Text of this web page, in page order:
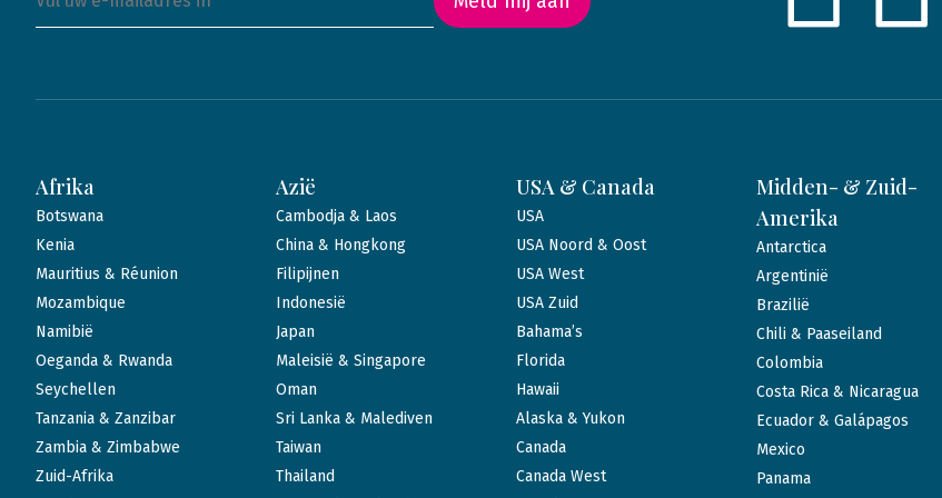
Afrika
Botswana
Kenia
Mauritius & Réunion
Mozambique
Namibië
Oeganda & Rwanda
Seychellen
Tanzania & Zanzibar
Zambia & Zimbabwe
Zuid-Afrika
Azië
Cambodja & Laos
China & Hongkong
Filipijnen
Indonesië
Japan
Maleisië & Singapore
Oman
Sri Lanka & Malediven
Taiwan
Thailand
USA & Canada
USA
USA Noord & Oost
USA West
USA Zuid
Bahama’s
Florida
Hawaii
Alaska & Yukon
Canada
Canada West
Midden- & Zuid-
Amerika
Antarctica
Argentinië
Brazilië
Chili & Paaseiland
Colombia
Costa Rica & Nicaragua
Ecuador & Galápagos
Mexico
Panama